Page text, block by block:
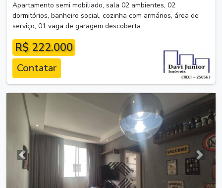
Apartamento semi mobiliado, sala 02 ambientes, 02
dormitórios, banheiro social, cozinha com armários, área de
serviço, 01 vaga de garagem descoberta
R$ 222.000
Contatar
Anterior